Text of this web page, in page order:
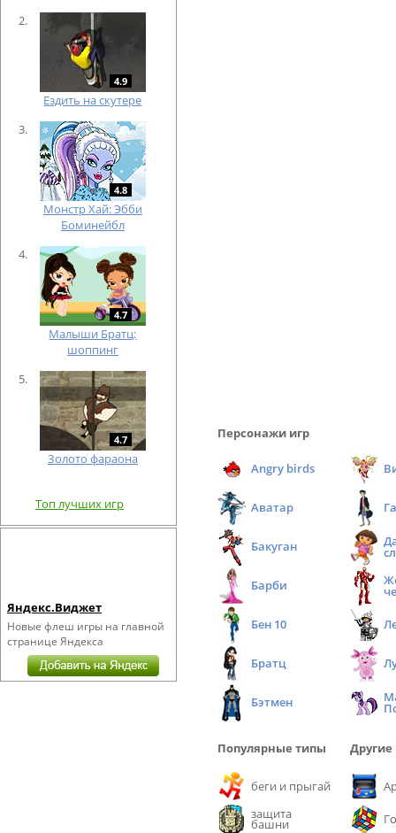
4.9
Ездить на скутере
4.8
Монстр Хай: Эбби
Боминейбл
4.7
Малыши Братц:
шоппинг
4.7
Золото фараона
Топ лучших игр
Яндекс.Виджет
Новые флеш игры на главной
странице Яндекса
Персонажи игр
Angry birds
Аватар
Бакуган
Барби
Бен 10
Братц
Бэтмен
Популярные типы
беги и прыгай
защита
башни